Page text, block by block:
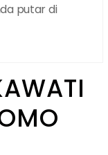
putar di